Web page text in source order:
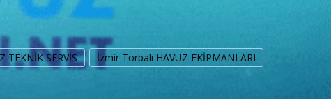
TEKNİK SERVİS
İzmir Torbalı HAVUZ EKİPMANLARI